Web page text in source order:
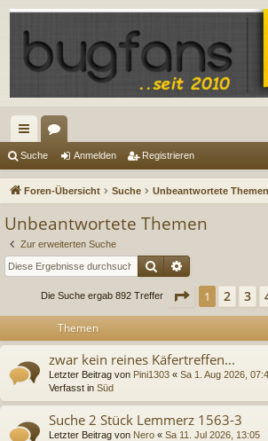
ch
ne
riff
en
Suche Anmelden Registrieren
Foren-Übersicht Suche Unbeantwortete Themen
Unbeantwortete Themen
Zur erweiterten Suche
Suche
Die Suche ergab 892 Treffer Seite 1 von
1 2 3
Themen
zwar kein reines Käfertreffen...
Letzter Beitrag von Pini1303 « Sa 1. Aug 2026,
Verfasst in Süd
Suche 2 Stück Lemmerz 1563-3
Letzter Beitrag von Nero « Sa 11. Jul 2026, 13:05